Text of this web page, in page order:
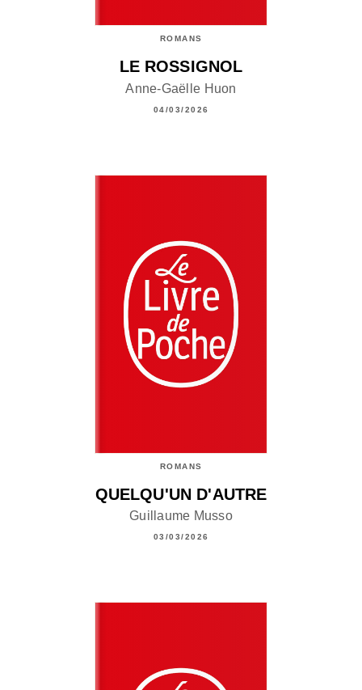
ROMANS
LE ROSSIGNOL
Anne-Gaëlle Huon
04/03/2026
ROMANS
QUELQU'UN D'AUTRE
Guillaume Musso
03/03/2026